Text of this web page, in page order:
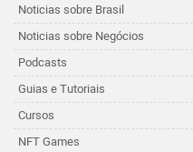
Noticias sobre Brasil
Noticias sobre Negócios
Podcasts
Guias e Tutoriais
Cursos
NFT Games